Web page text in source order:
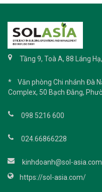
Tầng 9, Toà A, 88 Láng
* Văn phòng Chi nhánh Đà
Complex, 50 Bạch Đằng,
098 5216 600
024.66866228
kinhdoanh@sol-asia.com
https://sol-asia.com/